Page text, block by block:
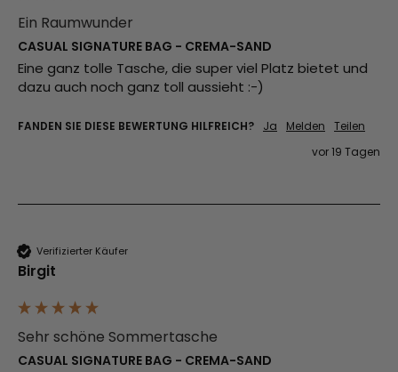
Ein Raumwunder
CASUAL SIGNATURE BAG - CREMA-SAND
Eine ganz tolle Tasche, die super viel Platz bietet und
dazu auch noch ganz toll aussieht :-)
FANDEN SIE DIESE BEWERTUNG HILFREICH? Ja Melden
Teilen
vor 19 Tagen
Verifizierter Käufer
Birgit
Sehr schöne Sommertasche
CASUAL SIGNATURE BAG - CREMA-SAND